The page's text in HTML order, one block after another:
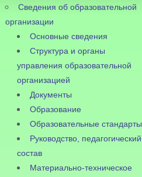
Сведения об образовательной
организации
Основные сведения
Структура и органы
управления образовательной
организацией
Документы
Образование
Образовательные стандарты
Руководство, педагогический
состав
Материально-техническое